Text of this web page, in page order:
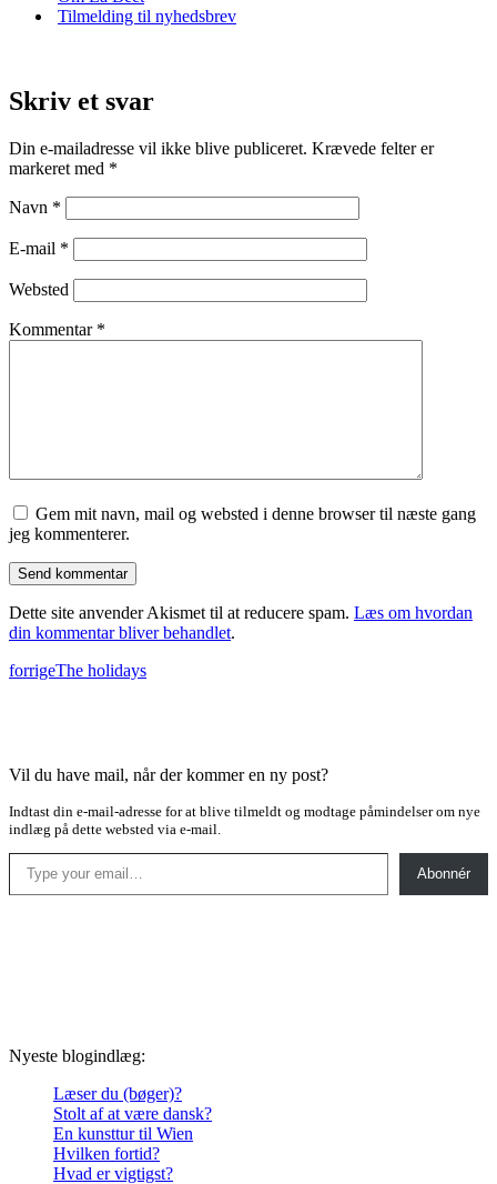
Tilmelding til nyhedsbrev
Skriv et svar
Din e-mailadresse vil ikke blive publiceret. Krævede felter er
markeret med *
Navn *
E-mail *
Websted
Kommentar *
Gem mit navn, mail og websted i denne browser til næste gang
jeg kommenterer.
Dette site anvender Akismet til at reducere spam. Læs om hvordan
din kommentar bliver behandlet.
forrigeThe holidays
Vil du have mail, når der kommer en ny post?
Indtast din e-mail-adresse for at blive tilmeldt og modtage påmindelser om nye
indlæg på dette websted via e-mail.
Type your email…
Abonnér
Nyeste blogindlæg:
Læser du (bøger)?
Stolt af at være dansk?
En kunsttur til Wien
Hvilken fortid?
Hvad er vigtigst?